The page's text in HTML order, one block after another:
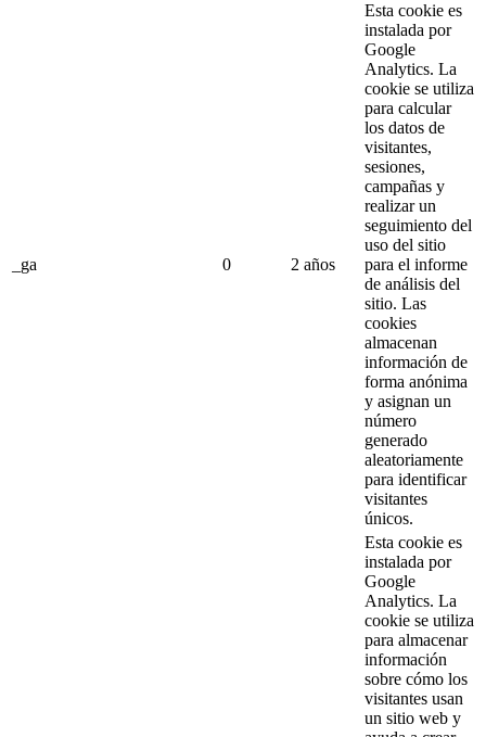
_ga 0 2 años
Esta cookie es
instalada por
Google
Analytics. La
cookie se utiliza
para calcular
los datos de
visitantes,
sesiones,
campañas y
realizar un
seguimiento del
uso del sitio
para el informe
de análisis del
sitio. Las
cookies
almacenan
información de
forma anónima
y asignan un
número
generado
aleatoriamente
para identificar
visitantes
únicos.
Esta cookie es
instalada por
Google
Analytics. La
cookie se utiliza
para almacenar
información
sobre cómo los
visitantes usan
un sitio web y